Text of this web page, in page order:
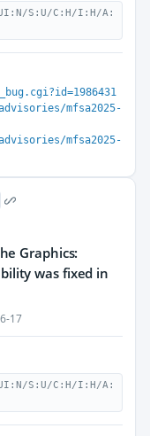
UI:N/S:U/C:H/I:H/A:
mfsa2025-
mfsa2025-
Graphics:
was fixed in
17
UI:N/S:U/C:H/I:H/A: